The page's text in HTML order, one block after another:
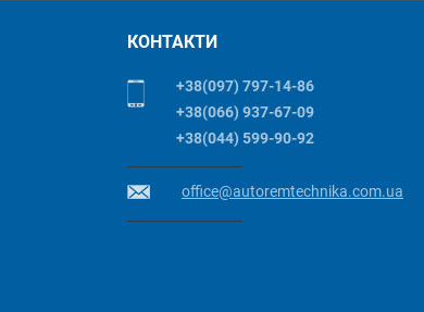
КОНТАКТИ
+38(097) 797-14-86
+38(066) 937-67-09
+38(044) 599-90-92
office@autoremtechnika.com.ua